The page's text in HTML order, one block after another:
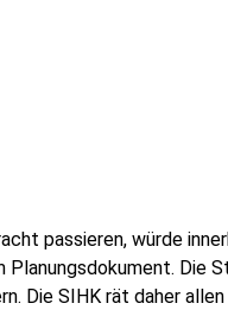
passieren, würde
Die
Die SIHK rät daher